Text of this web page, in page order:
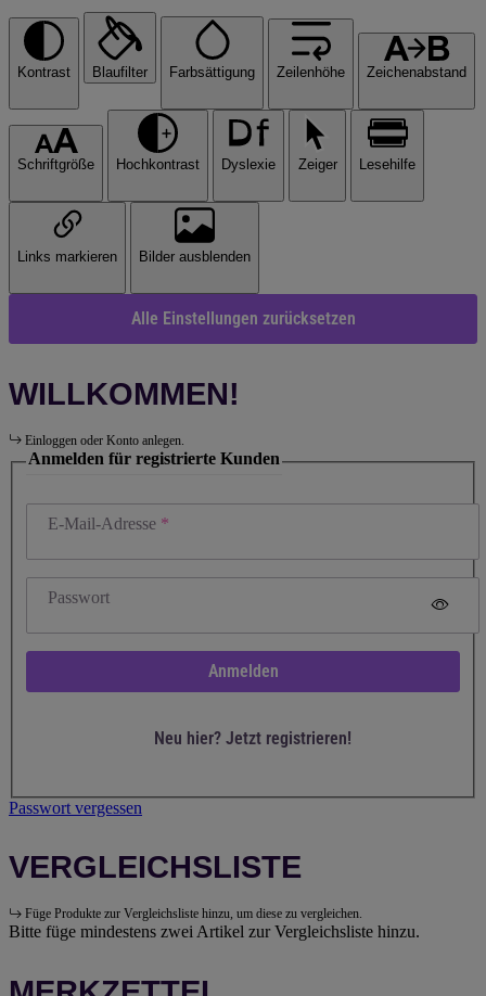
Kontrast Blaufilter Farbsättigung Zeilenhöhe Zeichenabstand
Schriftgröße Hochkontrast Dyslexie Zeiger Lesehilfe
Links markieren Bilder ausblenden
Alle Einstellungen zurücksetzen
WILLKOMMEN!
Einloggen oder Konto anlegen.
Anmelden für registrierte Kunden
E-Mail-Adresse
Passwort
Anmelden
Neu hier? Jetzt registrieren!
Passwort vergessen
VERGLEICHSLISTE
Füge Produkte zur Vergleichsliste hinzu, um diese zu vergleichen.
Bitte füge mindestens zwei Artikel zur Vergleichsliste hinzu.